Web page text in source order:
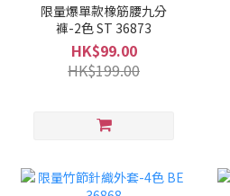
限量爆單款橡筋腰九分
褲-2色 ST 36873
HK$99.00
HK$199.00